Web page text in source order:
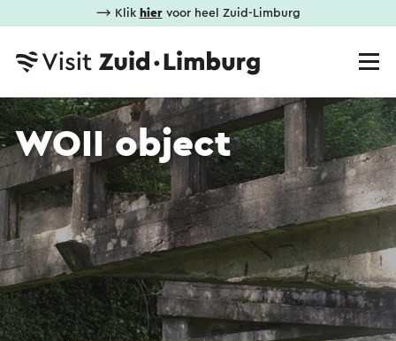
⟶ Klik hiervoor heel Zuid-Limburg
WOII object